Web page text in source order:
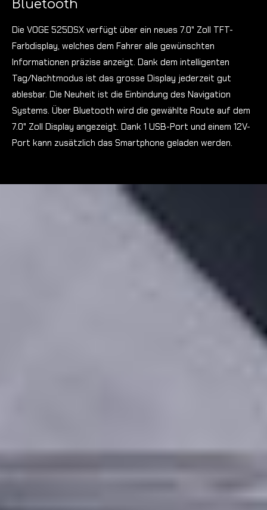
Bluetooth
Die VOGE 525DSX verfügt über ein neues 7.0" Zoll TFT-
Farbdisplay, welches dem Fahrer alle gewünschten
Informationen präzise anzeigt. Dank dem intelligenten
Tag/Nachtmodus ist das grosse Display jederzeit gut
ablesbar. Die Neuheit ist die Einbindung des Navigation
Systems. Über Bluetooth wird die gewählte Route auf dem
7.0" Zoll Display angezeigt. Dank 1 USB-Port und einem 12V-
Port kann zusätzlich das Smartphone geladen werden.